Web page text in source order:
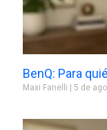
BenQ: Para
Maxi Fanelli 5 de